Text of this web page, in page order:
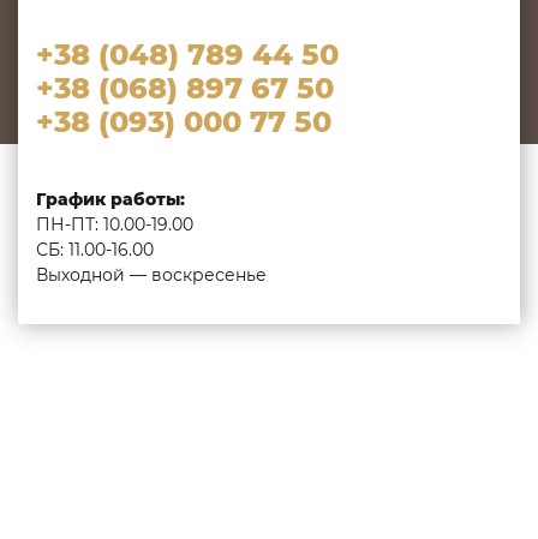
+38 (048) 789 44 50
+38 (068) 897 67 50
+38 (093) 000 77 50
График работы:
ПН-ПТ: 10.00-19.00
СБ: 11.00-16.00
Выходной — воскресенье